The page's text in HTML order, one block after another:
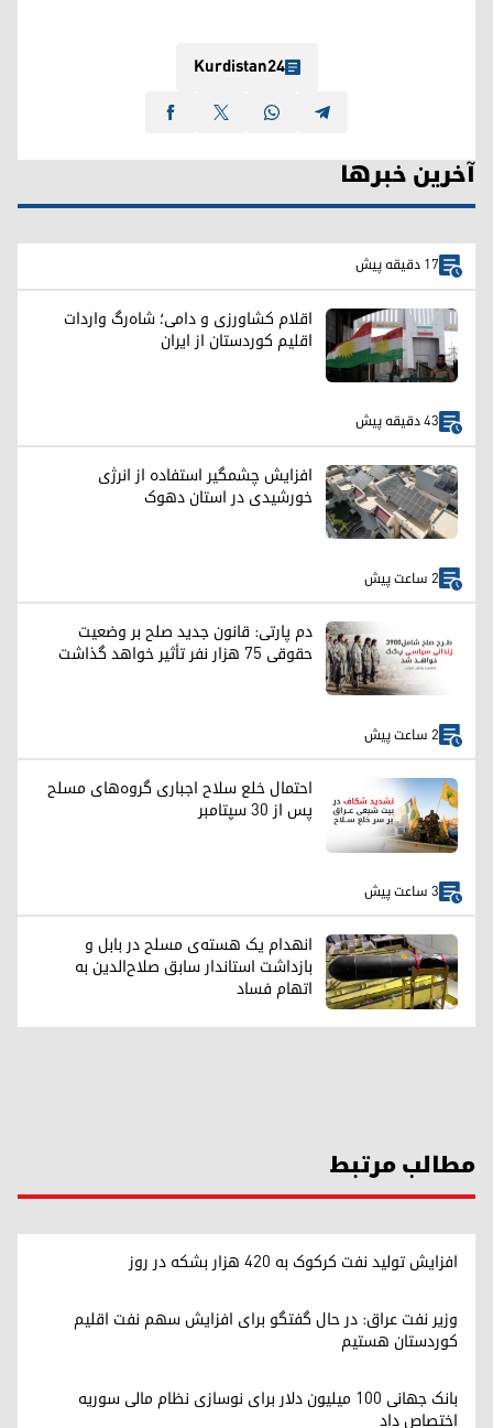
Kurdistan24
آخرین خبرها
17 دقیقه پیش
اقلام کشاورزی و دامی؛ شاه‌رگ واردات
اقلیم کوردستان از ایران
43 دقیقه پیش
افزایش چشمگیر استفاده از انرژی
خورشیدی در استان دهوک
2 ساعت پیش
دم پارتی: قانون جدید صلح بر وضعیت
حقوقی ۷۵ هزار نفر تأثیر خواهد گذاشت
2 ساعت پیش
احتمال خلع سلاح اجباری گروه‌های مسلح
پس از ۳۰ سپتامبر
3 ساعت پیش
انهدام یک هسته‌ی مسلح در بابل و
بازداشت استاندار سابق صلاح‌الدین به
اتهام فساد
مطالب مرتبط
افزایش تولید نفت کرکوک به ۴۲۰ هزار بشکه در روز
وزیر نفت عراق: در حال گفتگو برای افزایش سهم نفت اقلیم
کوردستان هستیم
بانک جهانی ۱۰۰ میلیون دلار برای نوسازی نظام مالی سوریه
اختصاص داد